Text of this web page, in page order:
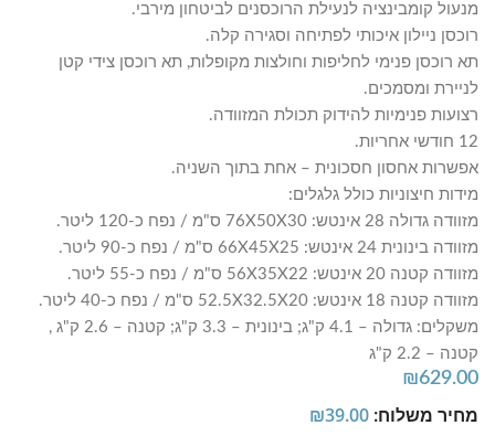
מנעול קומבינציה לנעילת הרוכסנים לביטחון מירבי.
רוכסן ניילון איכותי לפתיחה וסגירה קלה.
תא רוכסן פנימי לחליפות וחולצות מקופלות, תא רוכסן צידי קטן
לניירת ומסמכים.
רצועות פנימיות להידוק תכולת המזוודה.
12 חודשי אחריות.
אפשרות אחסון חסכונית – אחת בתוך השניה.
מידות חיצוניות כולל גלגלים:
מזוודה גדולה 28 אינטש: 76X50X30 ס"מ / נפח כ-120 ליטר.
מזוודה בינונית 24 אינטש: 66X45X25 ס"מ / נפח כ-90 ליטר.
מזוודה קטנה 20 אינטש: 56X35X22 ס"מ / נפח כ-55 ליטר.
מזוודה קטנה 18 אינטש: 52.5X32.5X20 ס"מ / נפח כ-40 ליטר.
משקלים: גדולה – 4.1 ק"ג; בינונית – 3.3 ק"ג; קטנה – 2.6 ק"ג ,
קטנה – 2.2 ק"ג
₪629.00
מחיר משלוח: ₪39.00